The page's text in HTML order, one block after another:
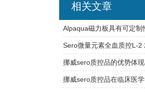
相关文章
Alpaqua磁力板具有可定制
Sero微量元素全血质控L-2
挪威sero质控品的优势体
挪威sero质控品在临床医